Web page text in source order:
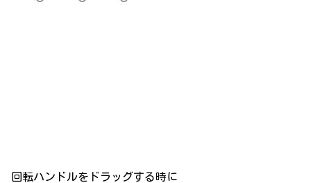
回転ハンドルをドラッグする時に